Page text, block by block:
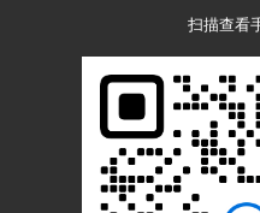
扫描查看